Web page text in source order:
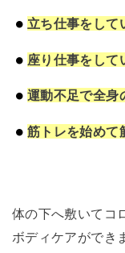
立ち仕事をして
座り仕事をして
運動不足で全身
筋トレを始めて
体の下へ敷いてコ
ボディケアができ